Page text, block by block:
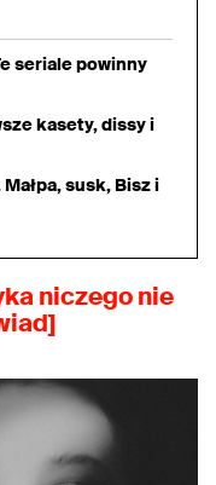
seriale powinny
kasety, dissy i
susk, Bisz i
niczego nie